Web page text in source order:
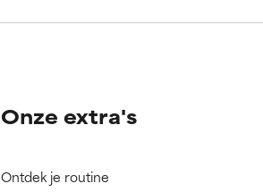
Onze extra's
Ontdek je routine